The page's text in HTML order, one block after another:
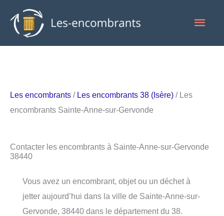
contenu
Les encombrants / Les encombrants 38 (Isère) / Les
encombrants Sainte-Anne-sur-Gervonde
Contacter les encombrants à Sainte-Anne-sur-Gervonde
38440
Vous avez un encombrant, objet ou un déchet à
jetter aujourd’hui dans la ville de Sainte-Anne-sur-
Gervonde, 38440 dans le département du 38.